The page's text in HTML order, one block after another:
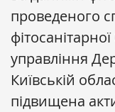
проведеного
управління
Київській
підвищена